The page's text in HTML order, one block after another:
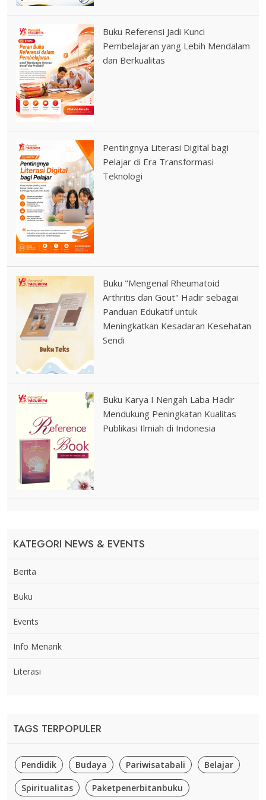
Buku Referensi Jadi Kunci
Pembelajaran yang Lebih Mendalam
dan Berkualitas
Pentingnya Literasi Digital bagi
Pelajar di Era Transformasi
Teknologi
Buku "Mengenal Rheumatoid
Arthritis dan Gout" Hadir sebagai
Panduan Edukatif untuk
Meningkatkan Kesadaran Kesehatan
Sendi
Buku Karya I Nengah Laba Hadir
Mendukung Peningkatan Kualitas
Publikasi Ilmiah di Indonesia
KATEGORI NEWS & EVENTS
Berita
Buku
Events
Info Menarik
Literasi
TAGS TERPOPULER
Pendidik Budaya Pariwisatabali Belajar
Spiritualitas Paketpenerbitanbuku